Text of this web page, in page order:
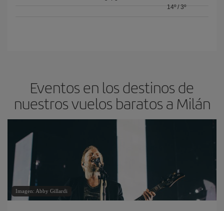
14º/ 3º
Eventos en los destinos de
nuestros vuelos baratos a Milán
Imagen: Abby Gillardi